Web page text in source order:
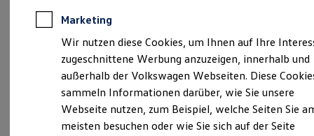
Reparatur & Service
Sommer-Special
Reparatur, Pflege & Inspektion
Servicetermin anfragen
Service-Vorteile bei Volkswagen Nutzfahrzeuge
ServicePlus
Economy Service
Räder & Reifen Service
Ersatzfahrzeuge
Notdienst und Pannenhilfe
+49 6435 96420
Ansprechpartner
Termin vereinbaren
Marketing
Wir nutzen diese Cookies, um Ihnen auf Ihre
zugeschnittene Werbung anzuzeigen, innerhalb und
außerhalb der Volkswagen Webseiten. Diese
sammeln Informationen darüber, wie Sie unsere
Webseite nutzen, zum Beispiel, welche Seiten Sie
meisten besuchen oder wie Sie sich auf der Seite